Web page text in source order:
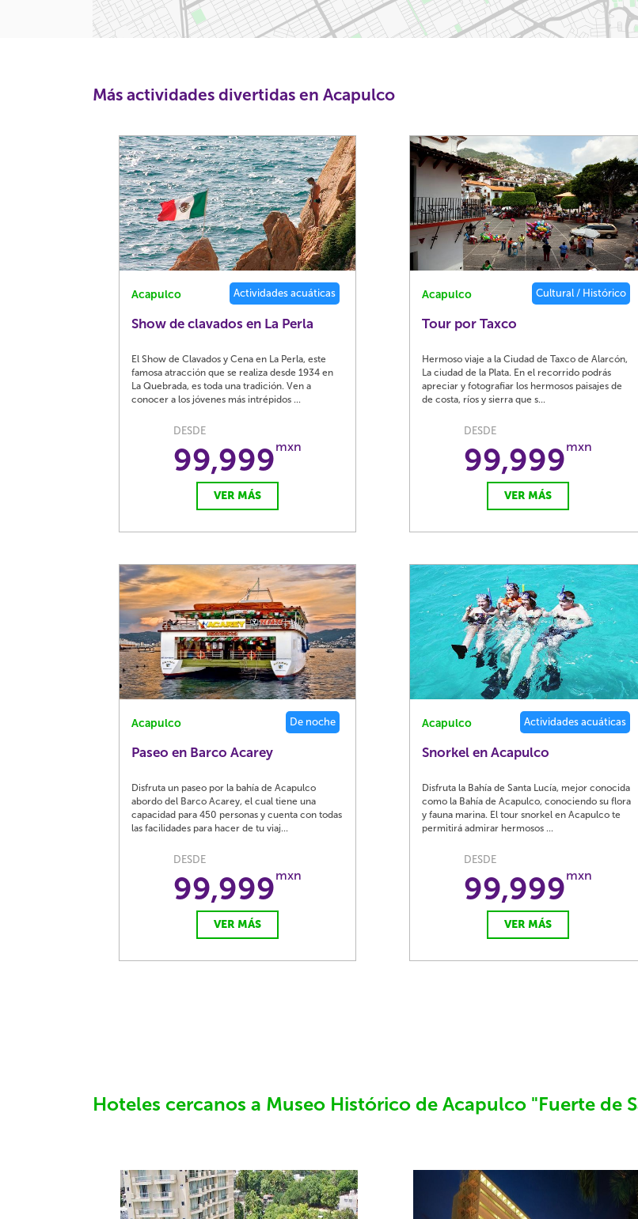
Más actividades divertidas en Acapulco
Acapulco Actividades acuáticas
Show de clavados en La Perla
El Show de Clavados y Cena en La Perla, este
famosa atracción que se realiza desde 1934 en
La Quebrada, es toda una tradición. Ven a
conocer a los jóvenes más intrépidos ...
DESDE
99,999mxn
VER MÁS
Acapulco Cultural / Histórico
Tour por Taxco
Hermoso viaje a la Ciudad de Taxco de Alarcón,
La ciudad de la Plata. En el recorrido podrás
apreciar y fotografiar los hermosos paisajes de
de costa, ríos y sierra que s...
DESDE
99,999mxn
VER MÁS
Acapulco De noche
Paseo en Barco Acarey
Disfruta un paseo por la bahía de Acapulco
abordo del Barco Acarey, el cual tiene una
capacidad para 450 personas y cuenta con todas
las facilidades para hacer de tu viaj...
DESDE
99,999mxn
VER MÁS
Acapulco Actividades acuáticas
Snorkel en Acapulco
Disfruta la Bahía de Santa Lucía, mejor conocida
como la Bahía de Acapulco, conociendo su flora
y fauna marina. El tour snorkel en Acapulco te
permitirá admirar hermosos ...
DESDE
99,999mxn
VER MÁS
Hoteles cercanos a Museo Histórico de Acapulco "Fuerte de